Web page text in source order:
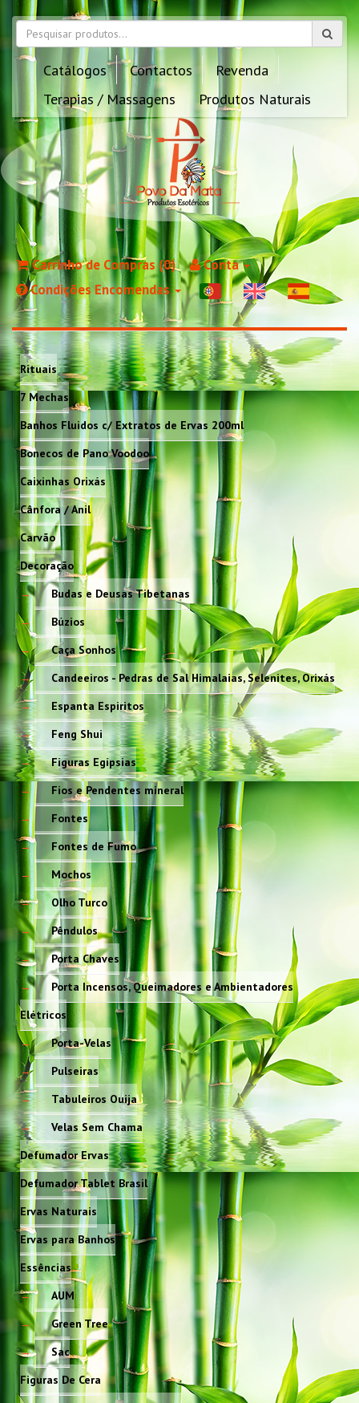
Catálogos Contactos
Revenda
Terapias / Massagens
Produtos Naturais
Carrinho de Compras (0)
Conta
Condições Encomendas
Rituais
7 Mechas
Banhos Fluidos c/ Extratos de Ervas 200ml
Bonecos de Pano Voodoo
Caixinhas Orixás
Cânfora / Anil
Carvão
Decoração
Budas e Deusas Tibetanas
Búzios
Caça Sonhos
Candeeiros - Pedras de Sal Himalaias, Selenites, Orixás
Espanta Espiritos
Feng Shui
Figuras Egípsias
Fios e Pendentes mineral
Fontes
Fontes de Fumo
Mochos
Olho Turco
Pêndulos
Porta Chaves
Porta Incensos, Queimadores e Ambientadores
Elétricos
Porta-Velas
Pulseiras
Tabuleiros Ouija
Velas Sem Chama
Defumador Ervas
Defumador Tablet Brasil
Ervas Naturais
Ervas para Banhos
Essências
AUM
Green Tree
Sac
Figuras De Cera